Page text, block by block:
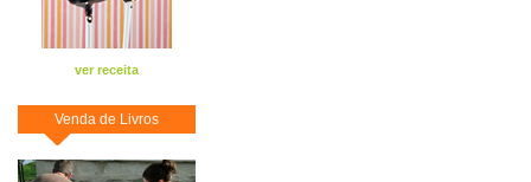
ver receita
Venda de Livros